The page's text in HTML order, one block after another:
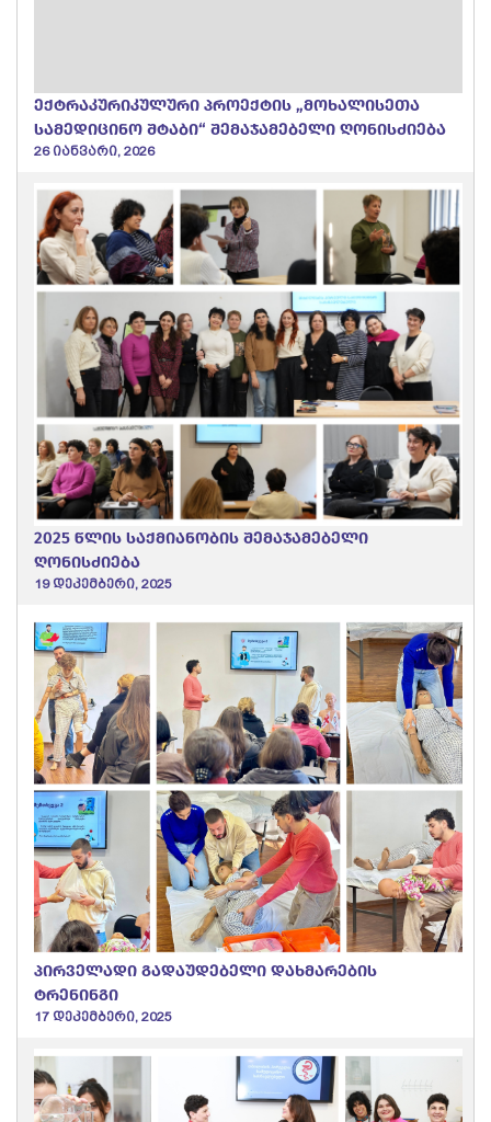
ექტრაკურიკულური პროექტის „მოხალისეთა
სამედიცინო შტაბი“ შემაჯამებელი ღონისძიება
26 იანვარი, 2026
2025 წლის საქმიანობის შემაჯამებელი
ღონისძიება
19 დეკემბერი, 2025
პირველადი გადაუდებელი დახმარების
ტრენინგი
17 დეკემბერი, 2025